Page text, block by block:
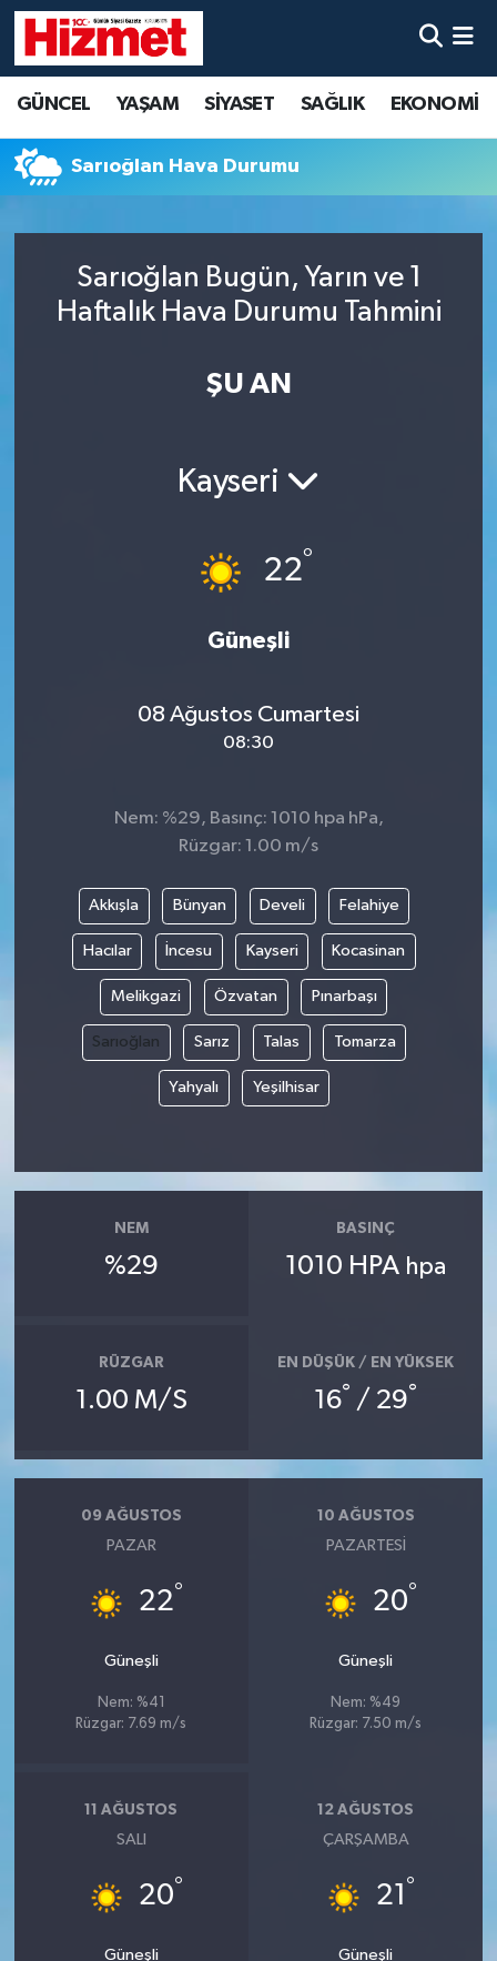
GÜNCEL YAŞAM SİYASET SAĞLIK EKONOMİ
Sarıoğlan Hava Durumu
Sarıoğlan Bugün, Yarın ve 1
Haftalık Hava Durumu Tahmini
ŞU AN
Kayseri
22°
Güneşli
08 Ağustos Cumartesi
08:30
Nem: %29, Basınç: 1010 hpa hPa,
Rüzgar: 1.00 m/s
Akkışla Bünyan Develi Felahiye
Hacılar İncesu Kayseri Kocasinan
Melikgazi Özvatan Pınarbaşı
Sarıoğlan Sarız Talas Tomarza
Yahyalı Yeşilhisar
NEM
%29
BASINÇ
1010 HPA hpa
RÜZGAR
1.00 M/S
EN DÜŞÜK / EN YÜKSEK
16° / 29°
09 AĞUSTOS
PAZAR
22°
Güneşli
Nem: %41
Rüzgar: 7.69 m/s
10 AĞUSTOS
PAZARTESI
20°
Güneşli
Nem: %49
Rüzgar: 7.50 m/s
11 AĞUSTOS
SALI
20°
Güneşli
12 AĞUSTOS
ÇARŞAMBA
21 °
Güneşli
YAŞAM
SİYASET
EKONOMİ
Denizli Hava Durumu
Denizli Trafik Yoğunluk Haritası
Tüm Manşetler